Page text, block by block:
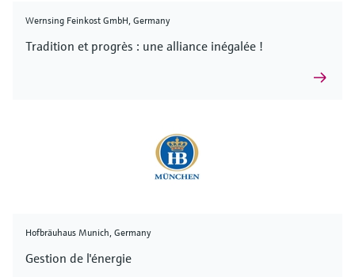
Wernsing Feinkost GmbH, Germany
Tradition et progrès : une alliance inégalée !
Hofbräuhaus Munich, Germany
Gestion de l'énergie